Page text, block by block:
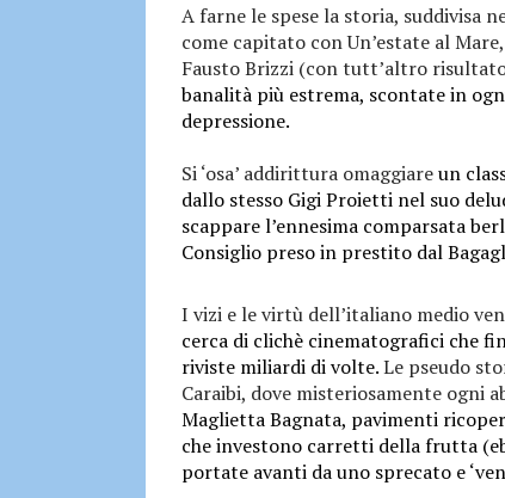
A farne le spese la storia, suddivisa
come capitato con Un’estate al
Fausto Brizzi (con tutt’altro
banalità più estrema, scontate in
depressione.
Si ‘osa’ addirittura omaggiareun
dallo stesso Gigi Proietti nel suo
scappare l’ennesima comparsata
Consiglio preso in prestito dal
I vizi e le virtù dell’italiano medio
cerca di clichè cinematografici che
riviste miliardi di volte.Le pseudo
Caraibi, dove misteriosamente ogni
Maglietta Bagnata, pavimenti
che investono carretti della frutta
portate avanti da uno sprecato e